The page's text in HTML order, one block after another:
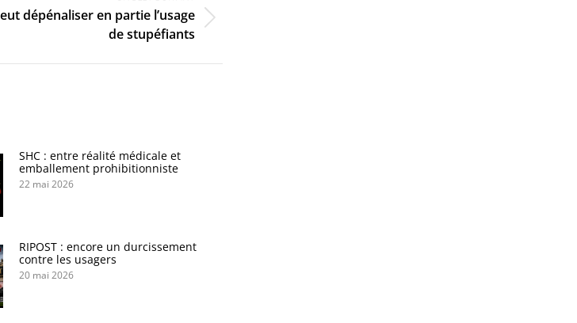
dépénaliser en partie l’usage
de stupéfiants
SHC : entre réalité médicale et
emballement prohibitionniste
22 mai 2026
RIPOST : encore un durcissement
contre les usagers
20 mai 2026